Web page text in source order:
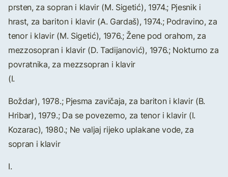
prsten, za sopran i klavir (M. Sigetić), 1974.; Pjesnik i
hrast, za bariton i klavir (A. Gardaš), 1974.; Podravino, za
tenor i klavir (M. Sigetić), 1976.; Žene pod orahom, za
mezzosopran i klavir (D. Tadijanović), 1976.; Nokturno za
povratnika, za mezzsopran i klavir
(I.
Boždar), 1978.; Pjesma zavičaja, za bariton i klavir (B.
Hribar), 1979.; Da se povezemo, za tenor i klavir (I.
Kozarac), 1980.; Ne valjaj rijeko uplakane vode, za
sopran i klavir
I.